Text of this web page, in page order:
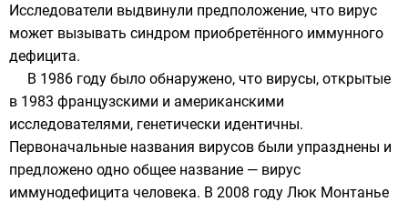
Исследователи выдвинули предположение, что вирус
может вызывать синдром приобретённого иммунного
дефицита.
В 1986 году было обнаружено, что вирусы, открытые
в 1983 французскими и американскими
исследователями, генетически идентичны.
Первоначальные названия вирусов были упразднены и
предложено одно общее название — вирус
иммунодефицита человека. В 2008 году Люк Монтанье